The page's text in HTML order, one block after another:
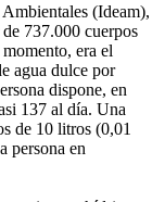
(Ideam),
737.000 cuerpos
era el
agua dulce por
dispone, en
137 al día. Una
de 10 litros (0,01
persona en